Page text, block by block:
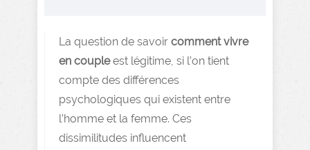
La question de savoir comment vivre
en coupleest légitime, si l’on tient
compte des différences
psychologiques qui existent entre
l’homme et la femme. Ces
dissimilitudes influencent